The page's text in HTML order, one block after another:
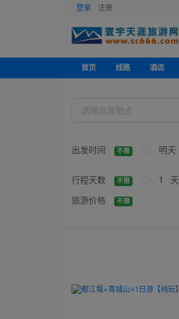
登录 注册
首页 线路 酒店
出发时间 不限 明天
行程天数 不限 1 天
旅游价格
不限